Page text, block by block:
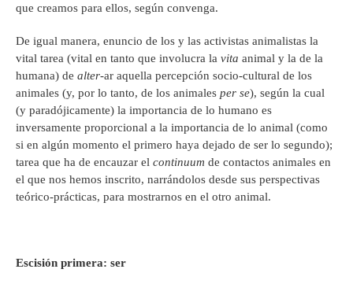
que creamos para ellos, según convenga.
De igual manera, enuncio de los y las activistas animalistas la
vital tarea (vital en tanto que involucra la vita animal y la de la
humana) de alter-ar aquella percepción socio-cultural de los
animales (y, por lo tanto, de los animales per se), según la cual
(y paradójicamente) la importancia de lo humano es
inversamente proporcional a la importancia de lo animal (como
si en algún momento el primero haya dejado de ser lo segundo);
tarea que ha de encauzar el continuum de contactos animales en
el que nos hemos inscrito, narrándolos desde sus perspectivas
teórico-prácticas, para mostrarnos en el otro animal.
Escisión primera: ser